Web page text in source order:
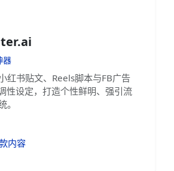
器
红书贴文、Reels脚本与FB广告
性设定，打造个性鲜明、强引流
。
内容